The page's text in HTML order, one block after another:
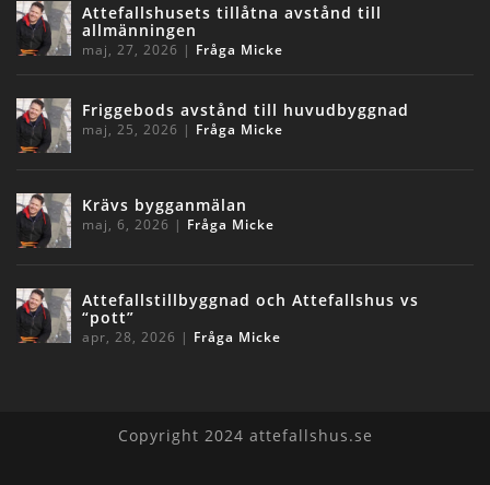
Attefallshusets tillåtna avstånd till
allmänningen
maj, 27, 2026 | Fråga Micke
Friggebods avstånd till huvudbyggnad
maj, 25, 2026 | Fråga Micke
Krävs bygganmälan
maj, 6, 2026 | Fråga Micke
Attefallstillbyggnad och Attefallshus vs
“pott”
apr, 28, 2026 | Fråga Micke
Copyright 2024 attefallshus.se